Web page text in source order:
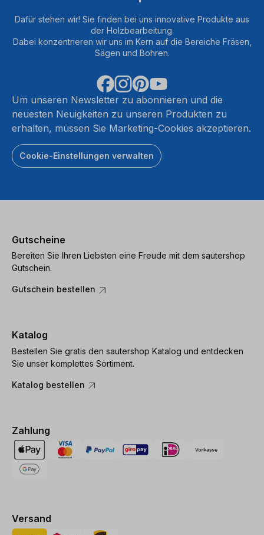
Dafür stehen wir! Sie finden bei uns innovative Produkte aus
der Holzbearbeitung.
Dabei konzentrieren wir uns im Kern auf die Bereiche Fräsen,
Sägen und Bohren.
Um unseren Newsletter zu abonnieren und die
neuesten Neuigkeiten zu unseren Produkten zu
erhalten, müssen Sie Marketing-Cookies akzeptieren.
Cookie-Einstellungen verwalten
Gutscheine
Bereiten Sie Ihren Liebsten eine Freude mit dem sautershop
Gutschein.
Gutschein bestellen
Katalog
Bestellen Sie gratis den sautershop Katalog und entdecken
Sie unser komplettes Sortiment.
Katalog bestellen
Zahlung
Versand